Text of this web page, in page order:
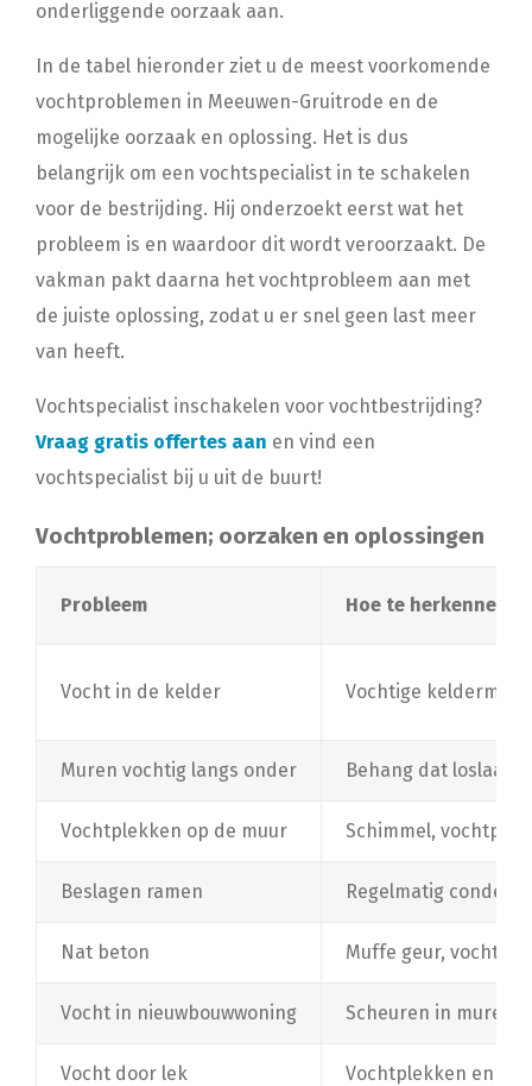
onderliggende oorzaak aan.
In de tabel hieronder ziet u de meest voorkomende
vochtproblemen in Meeuwen-Gruitrode en de
mogelijke oorzaak en oplossing. Het is dus
belangrijk om een vochtspecialist in te schakelen
voor de bestrijding. Hij onderzoekt eerst wat het
probleem is en waardoor dit wordt veroorzaakt. De
vakman pakt daarna het vochtprobleem aan met
de juiste oplossing, zodat u er snel geen last meer
van heeft.
Vochtspecialist inschakelen voor vochtbestrijding?
Vraag gratis offertes aan en vind een
vochtspecialist bij u uit de buurt!
Vochtproblemen; oorzaken en oplossingen
Probleem Hoe te herkennen?
Vocht in de kelder Vochtige
Muren vochtig langs onder Behang dat loslaat,
Vochtplekken op de muur Schimmel,
Beslagen ramen Regelmatig
Nat beton Muffe geur,
Vocht in nieuwbouwwoning Scheuren in muren
Vocht door lek Vochtplekken en